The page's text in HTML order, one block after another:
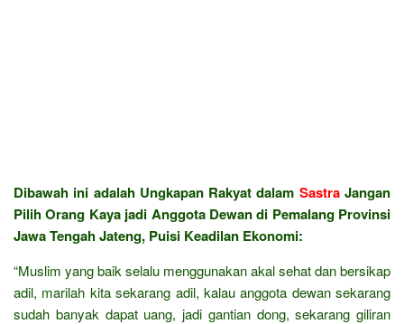
Dibawah ini adalah Ungkapan Rakyat dalam SastraJangan
Pilih Orang Kaya jadi Anggota Dewan di Pemalang Provinsi
Jawa Tengah Jateng, Puisi Keadilan Ekonomi:
“Muslim yang baik selalu menggunakan akal sehat dan bersikap
adil, marilah kita sekarang adil, kalau anggota dewan sekarang
sudah banyak dapat uang, jadi gantian dong, sekarang giliran